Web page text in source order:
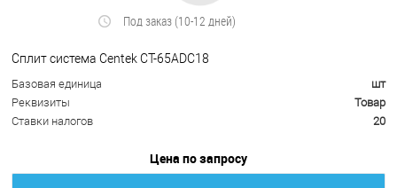
Под заказ (10-12 дней)
Сплит система Centek CT-65ADC18
Базовая единица
шт
Реквизиты
Товар
Ставки налогов
20
Цена по запросу